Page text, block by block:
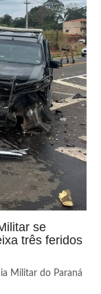
se
três feridos
Militar do Paraná